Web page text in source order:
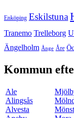
Enköping Eskilstuna
Tranemo Trelleborg
Ängelholm Ånge Åre
Kommun
Ale
Alingsås
Alvesta